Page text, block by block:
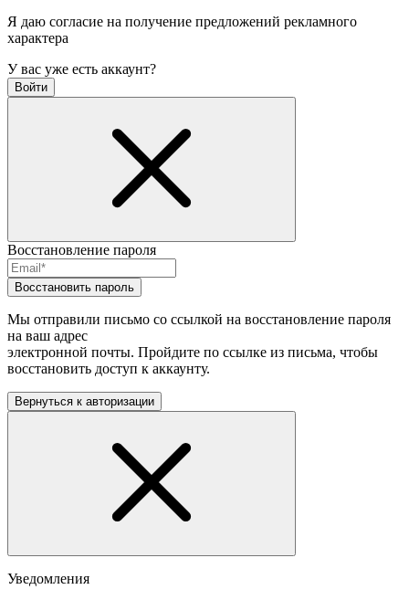
Я даю согласие на получение предложений рекламного
характера
У вас уже есть аккаунт?
Войти
Восстановление пароля
Восстановить пароль
Мы отправили письмо со ссылкой на восстановление пароля
на ваш адрес
электронной почты. Пройдите по ссылке из письма, чтобы
восстановить доступ к аккаунту.
Вернуться к авторизации
Уведомления